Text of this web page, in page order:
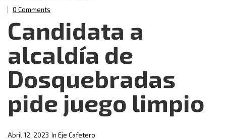
0 Comments
Candidata a
alcaldía de
Dosquebradas
pide juego limpio
In Eje Cafetero
Abril 12, 2023